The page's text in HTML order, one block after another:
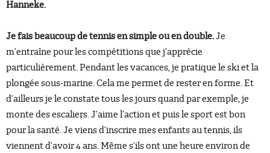
Hanneke.
Je fais beaucoup de tennis en simple ou en double.Je
m’entraîne pour les compétitions que j’apprécie
particulièrement. Pendant les vacances, je pratique le ski et la
plongée sous-marine. Cela me permet de rester en forme. Et
d’ailleurs je le constate tous les jours quand par exemple, je
monte des escaliers. J’aime l’action et puis le sport est bon
pour la santé. Je viens d’inscrire mes enfants au tennis, ils
viennent d’avoir 4 ans. Même s’ils ont une heure environ de